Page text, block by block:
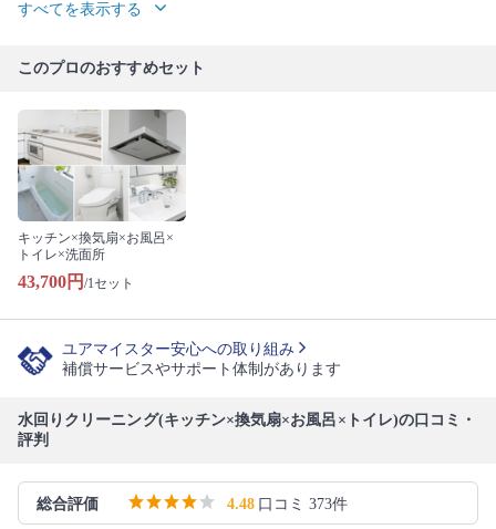
すべてを表示する
このプロのおすすめセット
キッチン×換気扇×お風呂×
トイレ×洗面所
43,700円 /1セット
ユアマイスター安心への取り組み
補償サービスやサポート体制があります
水回りクリーニング(キッチン×換気扇×お風呂×トイレ)の口コミ・
評判
総合評価 4.48 口コミ 373件